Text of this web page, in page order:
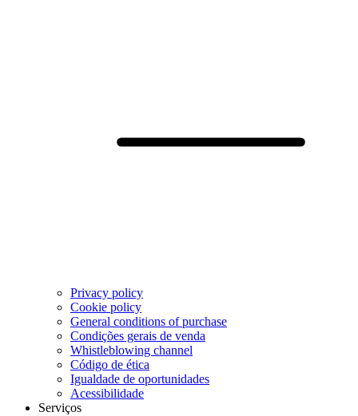
Privacy policy
Cookie policy
General conditions of purchase
Condições gerais de venda
Whistleblowing channel
Código de ética
Igualdade de oportunidades
Acessibilidade
Serviços